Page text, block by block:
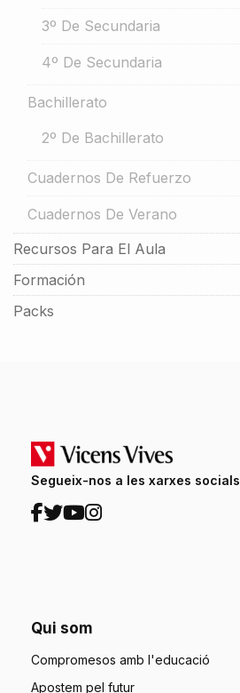
3º De Secundaria
4º De Secundaria
Bachillerato
2º De Bachillerato
Cuadernos De Refuerzo
Cuadernos De Verano
Recursos Para El Aula
Formación
Packs
Segueix-nos a les xarxes socials
Qui som
Compromesos amb l'educació
Apostem pel futur